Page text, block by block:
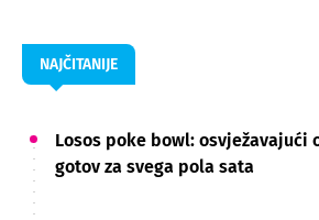
NAJČITANIJE
Losos poke bowl: osvježavajući
gotov za svega pola sata